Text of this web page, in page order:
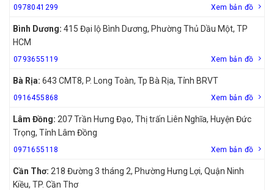
0978041299 Xem bản đồ
Bình Dương: 415 Đại lộ Bình Dương, Phường Thủ Dầu Một, TP
HCM
0793655119 Xem bản đồ
Bà Rịa: 643 CMT8, P. Long Toàn, Tp Bà Rịa, Tỉnh BRVT
0916455868 Xem bản đồ
Lâm Đồng: 207 Trần Hưng Đạo, Thị trấn Liên Nghĩa, Huyện Đức
Trọng, Tỉnh Lâm Đồng
0971655118 Xem bản đồ
Cần Thơ: 218 Đường 3 tháng 2, Phường Hưng Lợi, Quận Ninh
Kiều, TP. Cần Thơ